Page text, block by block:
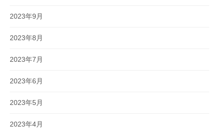
2023年9月
2023年8月
2023年7月
2023年6月
2023年5月
2023年4月